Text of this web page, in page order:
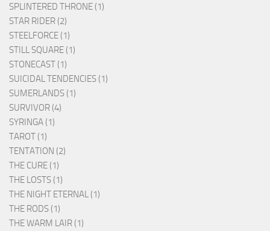
SPLINTERED THRONE (1)
STAR RIDER (2)
STEELFORCE (1)
STILL SQUARE (1)
STONECAST (1)
SUICIDAL TENDENCIES (1)
SUMERLANDS (1)
SURVIVOR (4)
SYRINGA (1)
TAROT (1)
TENTATION (2)
THE CURE (1)
THE LOSTS (1)
THE NIGHT ETERNAL (1)
THE RODS (1)
THE WARM LAIR (1)